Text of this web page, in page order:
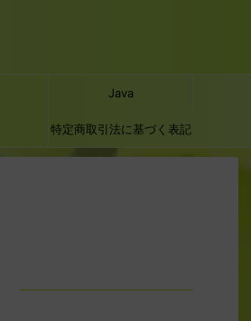
Java
特定商取引法に基づく表記